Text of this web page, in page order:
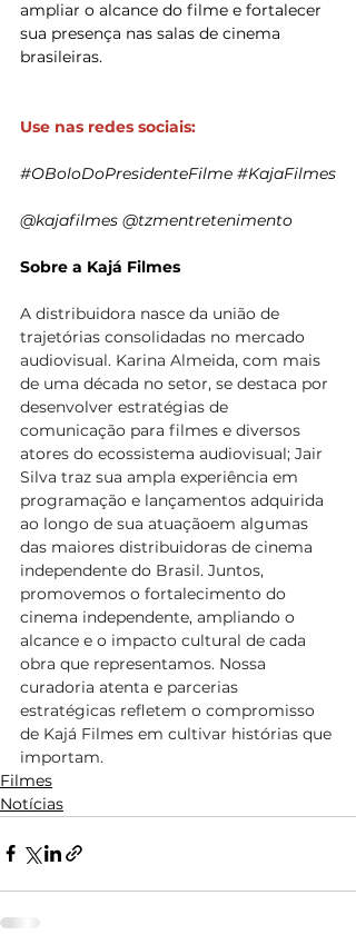
ampliar o alcance do filme e fortalecer
sua presença nas salas de cinema
brasileiras.
Use nas redes sociais:
#OBoloDoPresidenteFilme #KajaFilmes
@kajafilmes @tzmentretenimento
Sobre a Kajá Filmes
A distribuidora nasce da união de
trajetórias consolidadas no mercado
audiovisual. Karina Almeida, com mais
de uma década no setor, se destaca por
desenvolver estratégias de
comunicação para filmes e diversos
atores do ecossistema audiovisual; Jair
Silva traz sua ampla experiência em
programação e lançamentos adquirida
ao longo de sua atuaçãoem algumas
das maiores distribuidoras de cinema
independente do Brasil. Juntos,
promovemos o fortalecimento do
cinema independente, ampliando o
alcance e o impacto cultural de cada
obra que representamos. Nossa
curadoria atenta e parcerias
estratégicas refletem o compromisso
de Kajá Filmes em cultivar histórias que
importam.
Filmes
Notícias